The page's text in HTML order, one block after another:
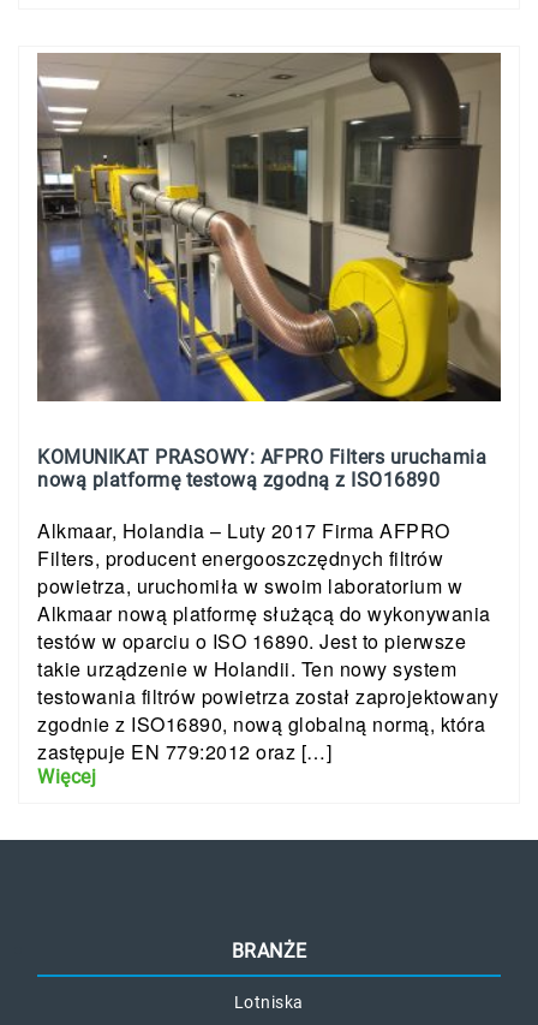
KOMUNIKAT PRASOWY: AFPRO Filters uruchamia
nową platformę testową zgodną z ISO16890
Alkmaar, Holandia – Luty 2017 Firma AFPRO
Filters, producent energooszczędnych filtrów
powietrza, uruchomiła w swoim laboratorium w
Alkmaar nową platformę służącą do wykonywania
testów w oparciu o ISO 16890. Jest to pierwsze
takie urządzenie w Holandii. Ten nowy system
testowania filtrów powietrza został zaprojektowany
zgodnie z ISO16890, nową globalną normą, która
zastępuje EN 779:2012 oraz […]
Więcej
BRANŻE
Lotniska